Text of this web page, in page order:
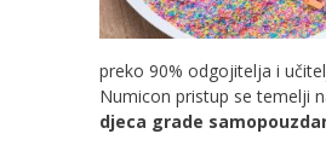
preko 90% odgojitelja i
Numicon pristup se temelji
djeca grade